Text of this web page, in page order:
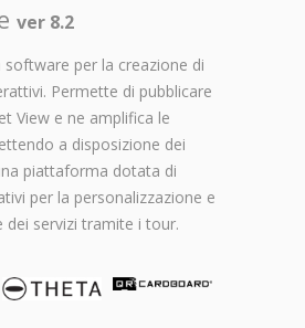
ver 8.2
per la creazione di
Permette di pubblicare
View e ne amplifica le
a disposizione dei
piattaforma dotata di
per la personalizzazione e
dei servizi tramite i tour.